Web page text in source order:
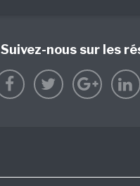
Suivez-nous sur les